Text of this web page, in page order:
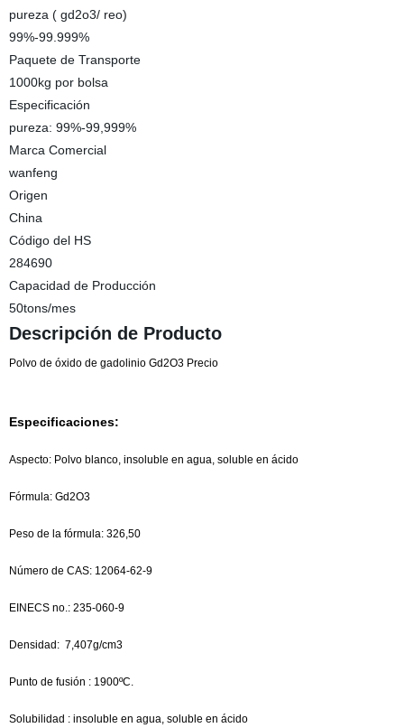
pureza ( gd2o3/ reo)
99%-99.999%
Paquete de Transporte
1000kg por bolsa
Especificación
pureza: 99%-99,999%
Marca Comercial
wanfeng
Origen
China
Código del HS
284690
Capacidad de Producción
50tons/mes
Descripción de Producto
Polvo de óxido de gadolinio Gd2O3 Precio
Especificaciones:
Aspecto: Polvo blanco, insoluble en agua, soluble en ácido
Fórmula:Gd2O3
Peso de la fórmula: 326,50
Número de CAS: 12064-62-9
EINECS no.: 235-060-9
Densidad: 7,407g/cm3
Punto de fusión : 1900ºC.
Solubilidad : insoluble en agua, soluble en ácido